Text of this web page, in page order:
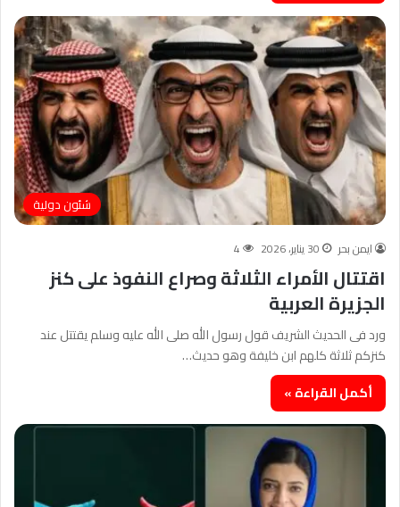
شئون دولية
ايمن بحر 30 يناير، 2026 4
اقتتال الأمراء الثلاثة وصراع النفوذ على كنز
الجزيرة العربية
ورد فى الحديث الشريف قول رسول الله صلى الله عليه وسلم يقتتل عند
كنزكم ثلاثة كلهم ابن خليفة وهو حديث…
أكمل القراءة »